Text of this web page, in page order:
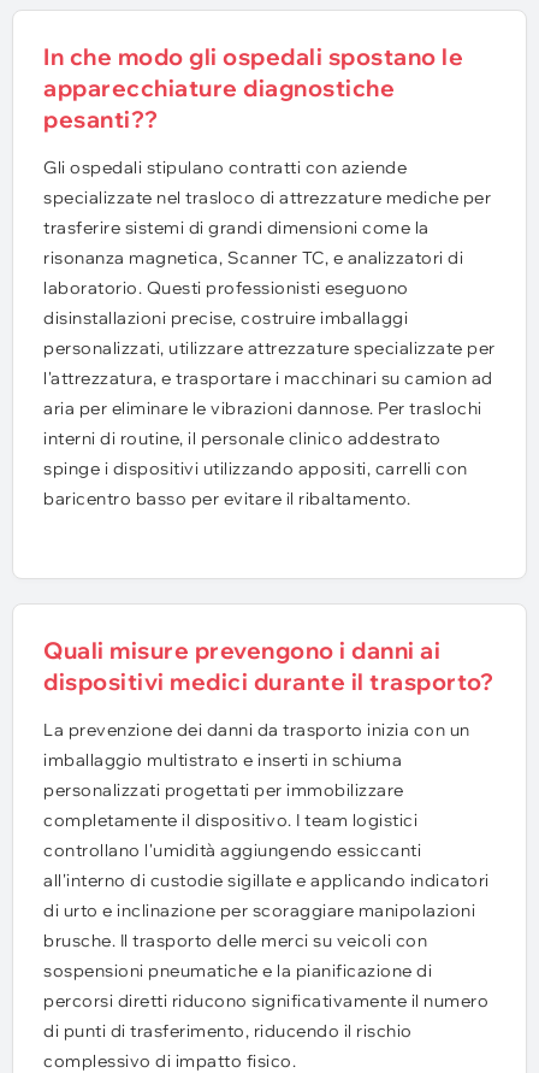
In che modo gli ospedali spostano le
apparecchiature diagnostiche
pesanti??
Gli ospedali stipulano contratti con aziende
specializzate nel trasloco di attrezzature mediche per
trasferire sistemi di grandi dimensioni come la
risonanza magnetica, Scanner TC, e analizzatori di
laboratorio. Questi professionisti eseguono
disinstallazioni precise, costruire imballaggi
personalizzati, utilizzare attrezzature specializzate per
l'attrezzatura, e trasportare i macchinari su camion ad
aria per eliminare le vibrazioni dannose. Per traslochi
interni di routine, il personale clinico addestrato
spinge i dispositivi utilizzando appositi, carrelli con
baricentro basso per evitare il ribaltamento.
Quali misure prevengono i danni ai
dispositivi medici durante il trasporto?
La prevenzione dei danni da trasporto inizia con un
imballaggio multistrato e inserti in schiuma
personalizzati progettati per immobilizzare
completamente il dispositivo. I team logistici
controllano l'umidità aggiungendo essiccanti
all'interno di custodie sigillate e applicando indicatori
di urto e inclinazione per scoraggiare manipolazioni
brusche. Il trasporto delle merci su veicoli con
sospensioni pneumatiche e la pianificazione di
percorsi diretti riducono significativamente il numero
di punti di trasferimento, riducendo il rischio
complessivo di impatto fisico.